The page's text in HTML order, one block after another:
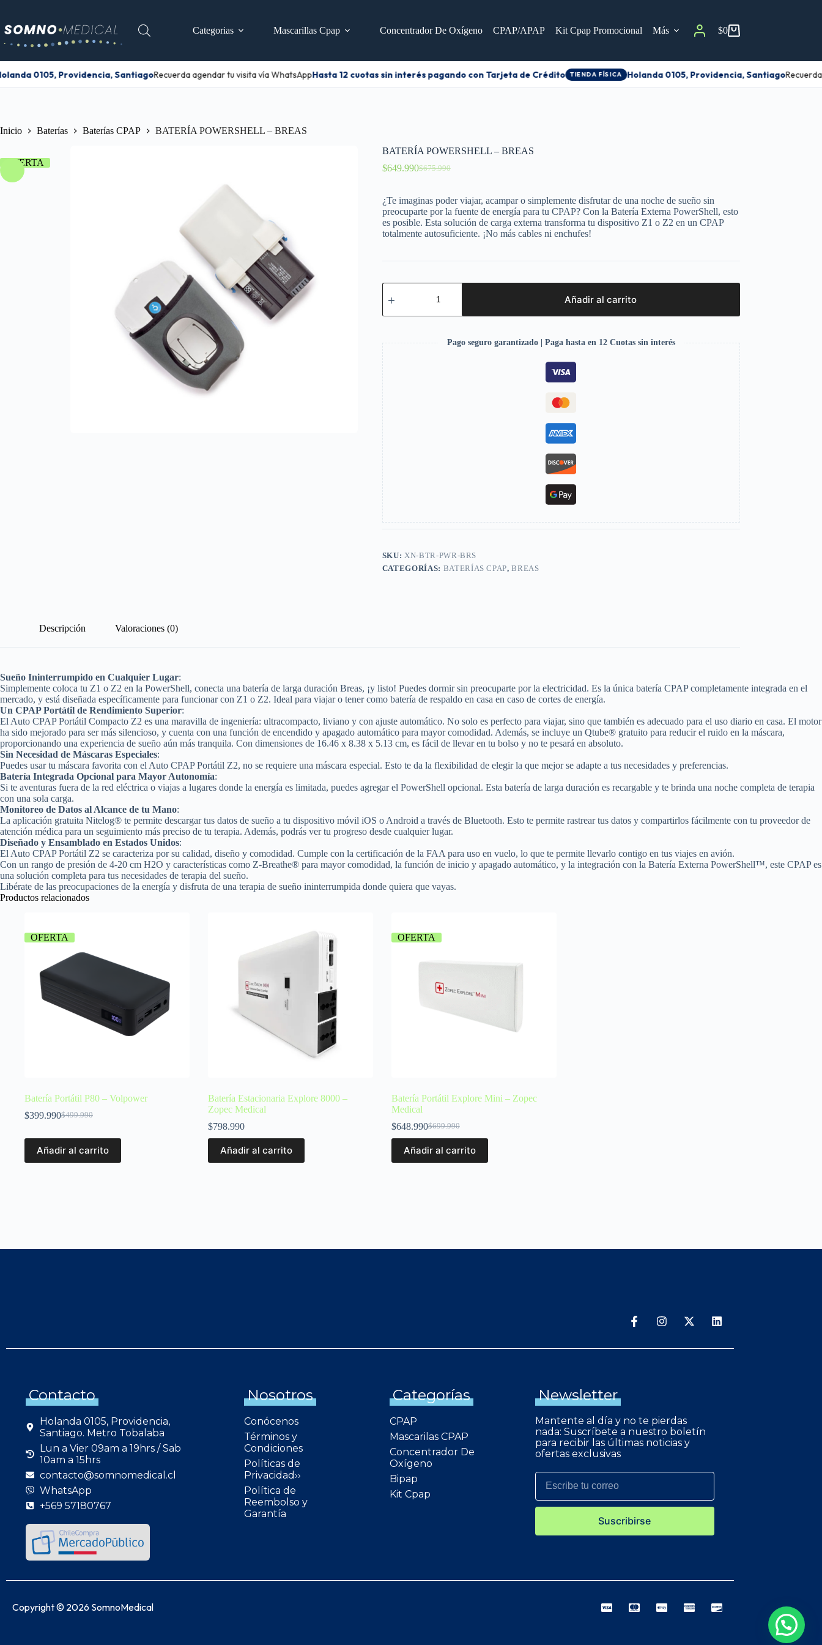
Categorias Mascarillas Cpap Concentrador De Oxígeno CPAP/APAP Kit Cpap Promocional Más $0
0105, Providencia, SantiagoRecuerda agendar tu visita vía WhatsAppHasta 12 cuotas sin interés pagando con Tarjeta de Crédito TIENDA FÍSICA Holanda 0105, Providencia, SantiagoRecuerda
Inicio Baterías Baterías CPAP BATERÍA POWERSHELL – BREAS
OFERTA
BATERÍA POWERSHELL – BREAS
$675.990
$649.990
¿Te imaginas poder viajar, acampar o simplemente disfrutar de una noche de sueño sin
preocuparte por la fuente de energía para tu CPAP? Con la Batería Externa PowerShell, esto
es posible. Esta solución de carga externa transforma tu dispositivo Z1 o Z2 en un CPAP
totalmente autosuficiente. ¡No más cables ni enchufes!
Añadir al carrito
Pago seguro garantizado | Paga hasta en 12 Cuotas sin interés
SKU:XN-BTR-PWR-BRS
CATEGORÍAS: BATERÍAS CPAP,BREAS
Descripción Valoraciones (0)
Sueño Ininterrumpido en Cualquier Lugar:
Simplemente coloca tu Z1 o Z2 en la PowerShell, conecta una batería de larga duración Breas, ¡y listo! Puedes dormir sin preocuparte por la electricidad. Es la única batería CPAP completamente integrada en el
mercado, y está diseñada específicamente para funcionar con Z1 o Z2. Ideal para viajar o tener como batería de respaldo en casa en caso de cortes de energía.
Un CPAP Portátil de Rendimiento Superior:
El Auto CPAP Portátil Compacto Z2 es una maravilla de ingeniería: ultracompacto, liviano y con ajuste automático. No solo es perfecto para viajar, sino que también es adecuado para el uso diario en casa. El motor
ha sido mejorado para ser más silencioso, y cuenta con una función de encendido y apagado automático para mayor comodidad. Además, se incluye un Qtube® gratuito para reducir el ruido en la máscara,
proporcionando una experiencia de sueño aún más tranquila. Con dimensiones de 16.46 x 8.38 x 5.13 cm, es fácil de llevar en tu bolso y no te pesará en absoluto.
Sin Necesidad de Máscaras Especiales:
Puedes usar tu máscara favorita con el Auto CPAP Portátil Z2, no se requiere una máscara especial. Esto te da la flexibilidad de elegir la que mejor se adapte a tus necesidades y preferencias.
Batería Integrada Opcional para Mayor Autonomía:
Si te aventuras fuera de la red eléctrica o viajas a lugares donde la energía es limitada, puedes agregar el PowerShell opcional. Esta batería de larga duración es recargable y te brinda una noche completa de terapia
con una sola carga.
Monitoreo de Datos al Alcance de tu Mano:
La aplicación gratuita Nitelog® te permite descargar tus datos de sueño a tu dispositivo móvil iOS o Android a través de Bluetooth. Esto te permite rastrear tus datos y compartirlos fácilmente con tu proveedor de
atención médica para un seguimiento más preciso de tu terapia. Además, podrás ver tu progreso desde cualquier lugar.
Diseñado y Ensamblado en Estados Unidos:
El Auto CPAP Portátil Z2 se caracteriza por su calidad, diseño y comodidad. Cumple con la certificación de la FAA para uso en vuelo, lo que te permite llevarlo contigo en tus viajes en avión.
Con un rango de presión de 4-20 cm H2O y características como Z-Breathe® para mayor comodidad, la función de inicio y apagado automático, y la integración con la Batería Externa PowerShell™, este CPAP es
una solución completa para tus necesidades de terapia del sueño.
Libérate de las preocupaciones de la energía y disfruta de una terapia de sueño ininterrumpida donde quiera que vayas.
Productos relacionados
OFERTA
Batería Portátil P80 – Volpower
$499.990
$399.990
Añadir al carrito
Batería Estacionaria Explore 8000 –
Zopec Medical
$798.990
Añadir al carrito
OFERTA
Batería Portátil Explore Mini – Zopec
Medical
$699.990
$648.990
Añadir al carrito
Contacto
Holanda 0105, Providencia,
Santiago. Metro Tobalaba
Lun a Vier 09am a 19hrs / Sab
10am a 15hrs
contacto@somnomedical.cl
WhatsApp
+569 57180767
Nosotros
Conócenos
Términos y
Condiciones
Políticas de
Privacidad››
Política de
Reembolso y
Garantía
Categorías
CPAP
Mascarilas CPAP
Concentrador De
Oxígeno
Bipap
Kit Cpap
Newsletter
Mantente al día y no te pierdas
nada: Suscríbete a nuestro boletín
para recibir las últimas noticias y
ofertas exclusivas
Suscribirse
Copyright © 2026 SomnoMedical